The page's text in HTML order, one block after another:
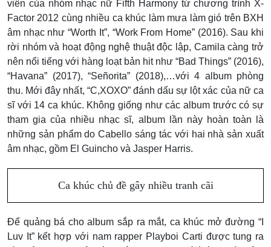
viên của nhóm nhạc nữ Fifth Harmony từ chương trình X-
Factor 2012 cùng nhiều ca khúc làm mưa làm gió trên BXH
âm nhạc như “Worth It”, “Work From Home” (2016). Sau khi
rời nhóm và hoạt động nghệ thuật độc lập, Camila càng trở
nên nổi tiếng với hàng loạt bản hit như “Bad Things” (2016),
“Havana” (2017), “Señorita” (2018),…với 4 album phòng
thu. Mới đây nhất, “C,XOXO” đánh dấu sự lột xác của nữ ca
sĩ với 14 ca khúc. Không giống như các album trước có sự
tham gia của nhiều nhạc sĩ, album lần này hoàn toàn là
những sản phẩm do Cabello sáng tác với hai nhà sản xuất
âm nhạc, gồm El Guincho và Jasper Harris.
Ca khúc chủ đề gây nhiều tranh cãi
Để quảng bá cho album sắp ra mắt, ca khúc mở đường “I
Luv It” kết hợp với nam rapper Playboi Carti được tung ra